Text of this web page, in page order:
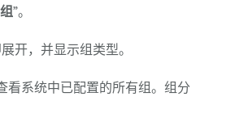
组”。
开，并显示组类型。
看系统中已配置的所有组。组分